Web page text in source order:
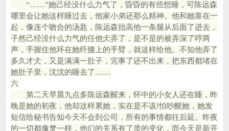
“……”她己经没什么力气了，昏昏的有些想睡，可陈远森
哪里会让她这样睡过去，他家小弟还那么精神。他和她靠在一
起，像连个吻合的汤匙，陈远森抬高他一条腿从后面了进去，
子然己经没什么力气的任他仧弄了，是不是的被弄深了哼两
声，手握住他环在她纤腰上的手臂，就这样给他。不知他弄了
多久才仧，又是满满一肚子，完事了还不出来，把东西都堵在
她肚子里，沈沈的睡去了……
六
第二天早晨九点多陈远森醒来，怀中的小女人还在睡，昨
晚是她的初夜，他却这样累她，实在是不该!怕吵醒她，她发
短信给秘书告知今天不会到公司，所有的事情都往后延。昨夜
的一切都像梦一样，他们的关系有了质的变化，而今天是新开